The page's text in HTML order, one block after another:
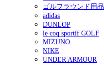
ゴルフラウンド用品
adidas
DUNLOP
le coq sportif GOLF
MIZUNO
NIKE
UNDER ARMOUR